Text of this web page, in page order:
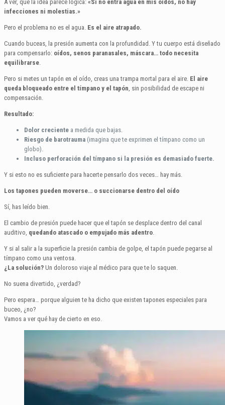
A ver, que la idea parece lógica: «Si no entra agua en mis oídos, no hay
infecciones ni molestias.»
Pero el problema no es el agua. Es el aire atrapado.
Cuando buceas, la presión aumenta con la profundidad. Y tu cuerpo está diseñado
para compensarlo: oídos, senos paranasales, máscara… todo necesita
equilibrarse
Pero si metes un tapón en el oído, creas una trampa mortal para el aire. El aire
queda bloqueado entre el tímpano y el tapón , sin posibilidad de escape ni
compensación.
Resultado:
Dolor creciente a medida que bajas.
Riesgo de barotrauma (imagina que te exprimen el tímpano como un
globo).
Incluso perforación del tímpano si la presión es demasiado fuerte.
Y si esto no es suficiente para hacerte pensarlo dos veces… hay más.
Los tapones pueden moverse… o succionarse dentro del oído
Sí, has leído bien.
El cambio de presión puede hacer que el tapón se desplace dentro del canal
auditivo, quedando atascado o empujado más adentro
Y si al salir a la superficie la presión cambia de golpe, el tapón puede pegarse al
tímpano como una ventosa.
¿La solución? Un doloroso viaje al médico para que te lo saquen.
No suena divertido, ¿verdad?
Pero espera… porque alguien te ha dicho que existen tapones especiales para
buceo, ¿no?
Vamos a ver qué hay de cierto en eso.